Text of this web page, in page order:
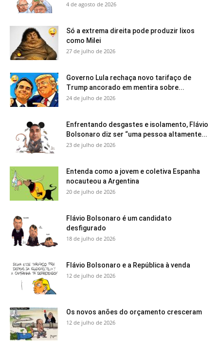
4 de agosto de 2026
Só a extrema direita pode produzir lixos
como Milei
27 de julho de 2026
Governo Lula rechaça novo tarifaço de
Trump ancorado em mentira sobre...
24 de julho de 2026
Enfrentando desgastes e isolamento, Flávio
Bolsonaro diz ser “uma pessoa altamente...
23 de julho de 2026
Entenda como a jovem e coletiva Espanha
nocauteou a Argentina
20 de julho de 2026
Flávio Bolsonaro é um candidato
desfigurado
18 de julho de 2026
Flávio Bolsonaro e a República à venda
12 de julho de 2026
Os novos anões do orçamento cresceram
12 de julho de 2026